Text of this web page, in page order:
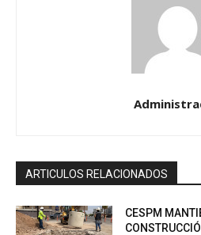
ARTICULOS RELACIONADOS
CESPM